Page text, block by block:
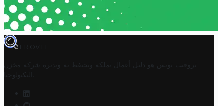
TROVIT
تروفيت تونس هو دليل أعمال تملكه وتحتفظ به وتديره
شركة مخزن
التكنولوجيا